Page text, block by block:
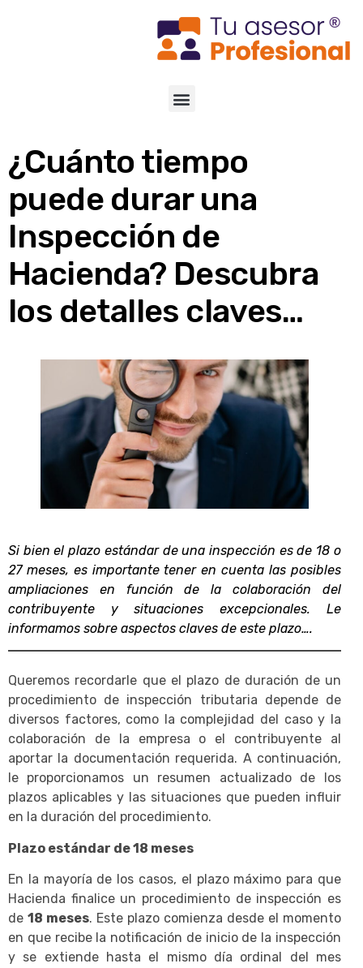
¿Cuánto tiempo
puede durar una
Inspección de
Hacienda? Descubra
los detalles claves…
Si bien el plazo estándar de una inspección es de 18 o
27 meses, es importante tener en cuenta las posibles
ampliaciones en función de la colaboración del
contribuyente y situaciones excepcionales. Le
informamos sobre aspectos claves de este plazo….
Queremos recordarle que el plazo de duración de un
procedimiento de inspección tributaria depende de
diversos factores, como la complejidad del caso y la
colaboración de la empresa o el contribuyente al
aportar la documentación requerida. A continuación,
le proporcionamos un resumen actualizado de los
plazos aplicables y las situaciones que pueden influir
en la duración del procedimiento.
Plazo estándar de 18 meses
En la mayoría de los casos, el plazo máximo para que
Hacienda finalice un procedimiento de inspección es
de 18 meses. Este plazo comienza desde el momento
en que recibe la notificación de inicio de la inspección
y se extiende hasta el mismo día ordinal del mes